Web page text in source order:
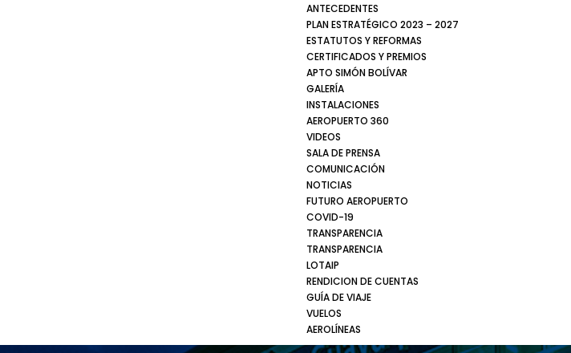
ANTECEDENTES
PLAN ESTRATÉGICO 2023 – 2027
ESTATUTOS Y REFORMAS
CERTIFICADOS Y PREMIOS
APTO SIMÓN BOLÍVAR
GALERÍA
INSTALACIONES
AEROPUERTO 360
VIDEOS
SALA DE PRENSA
COMUNICACIÓN
NOTICIAS
FUTURO AEROPUERTO
COVID-19
TRANSPARENCIA
TRANSPARENCIA
LOTAIP
RENDICION DE CUENTAS
GUÍA DE VIAJE
VUELOS
AEROLÍNEAS